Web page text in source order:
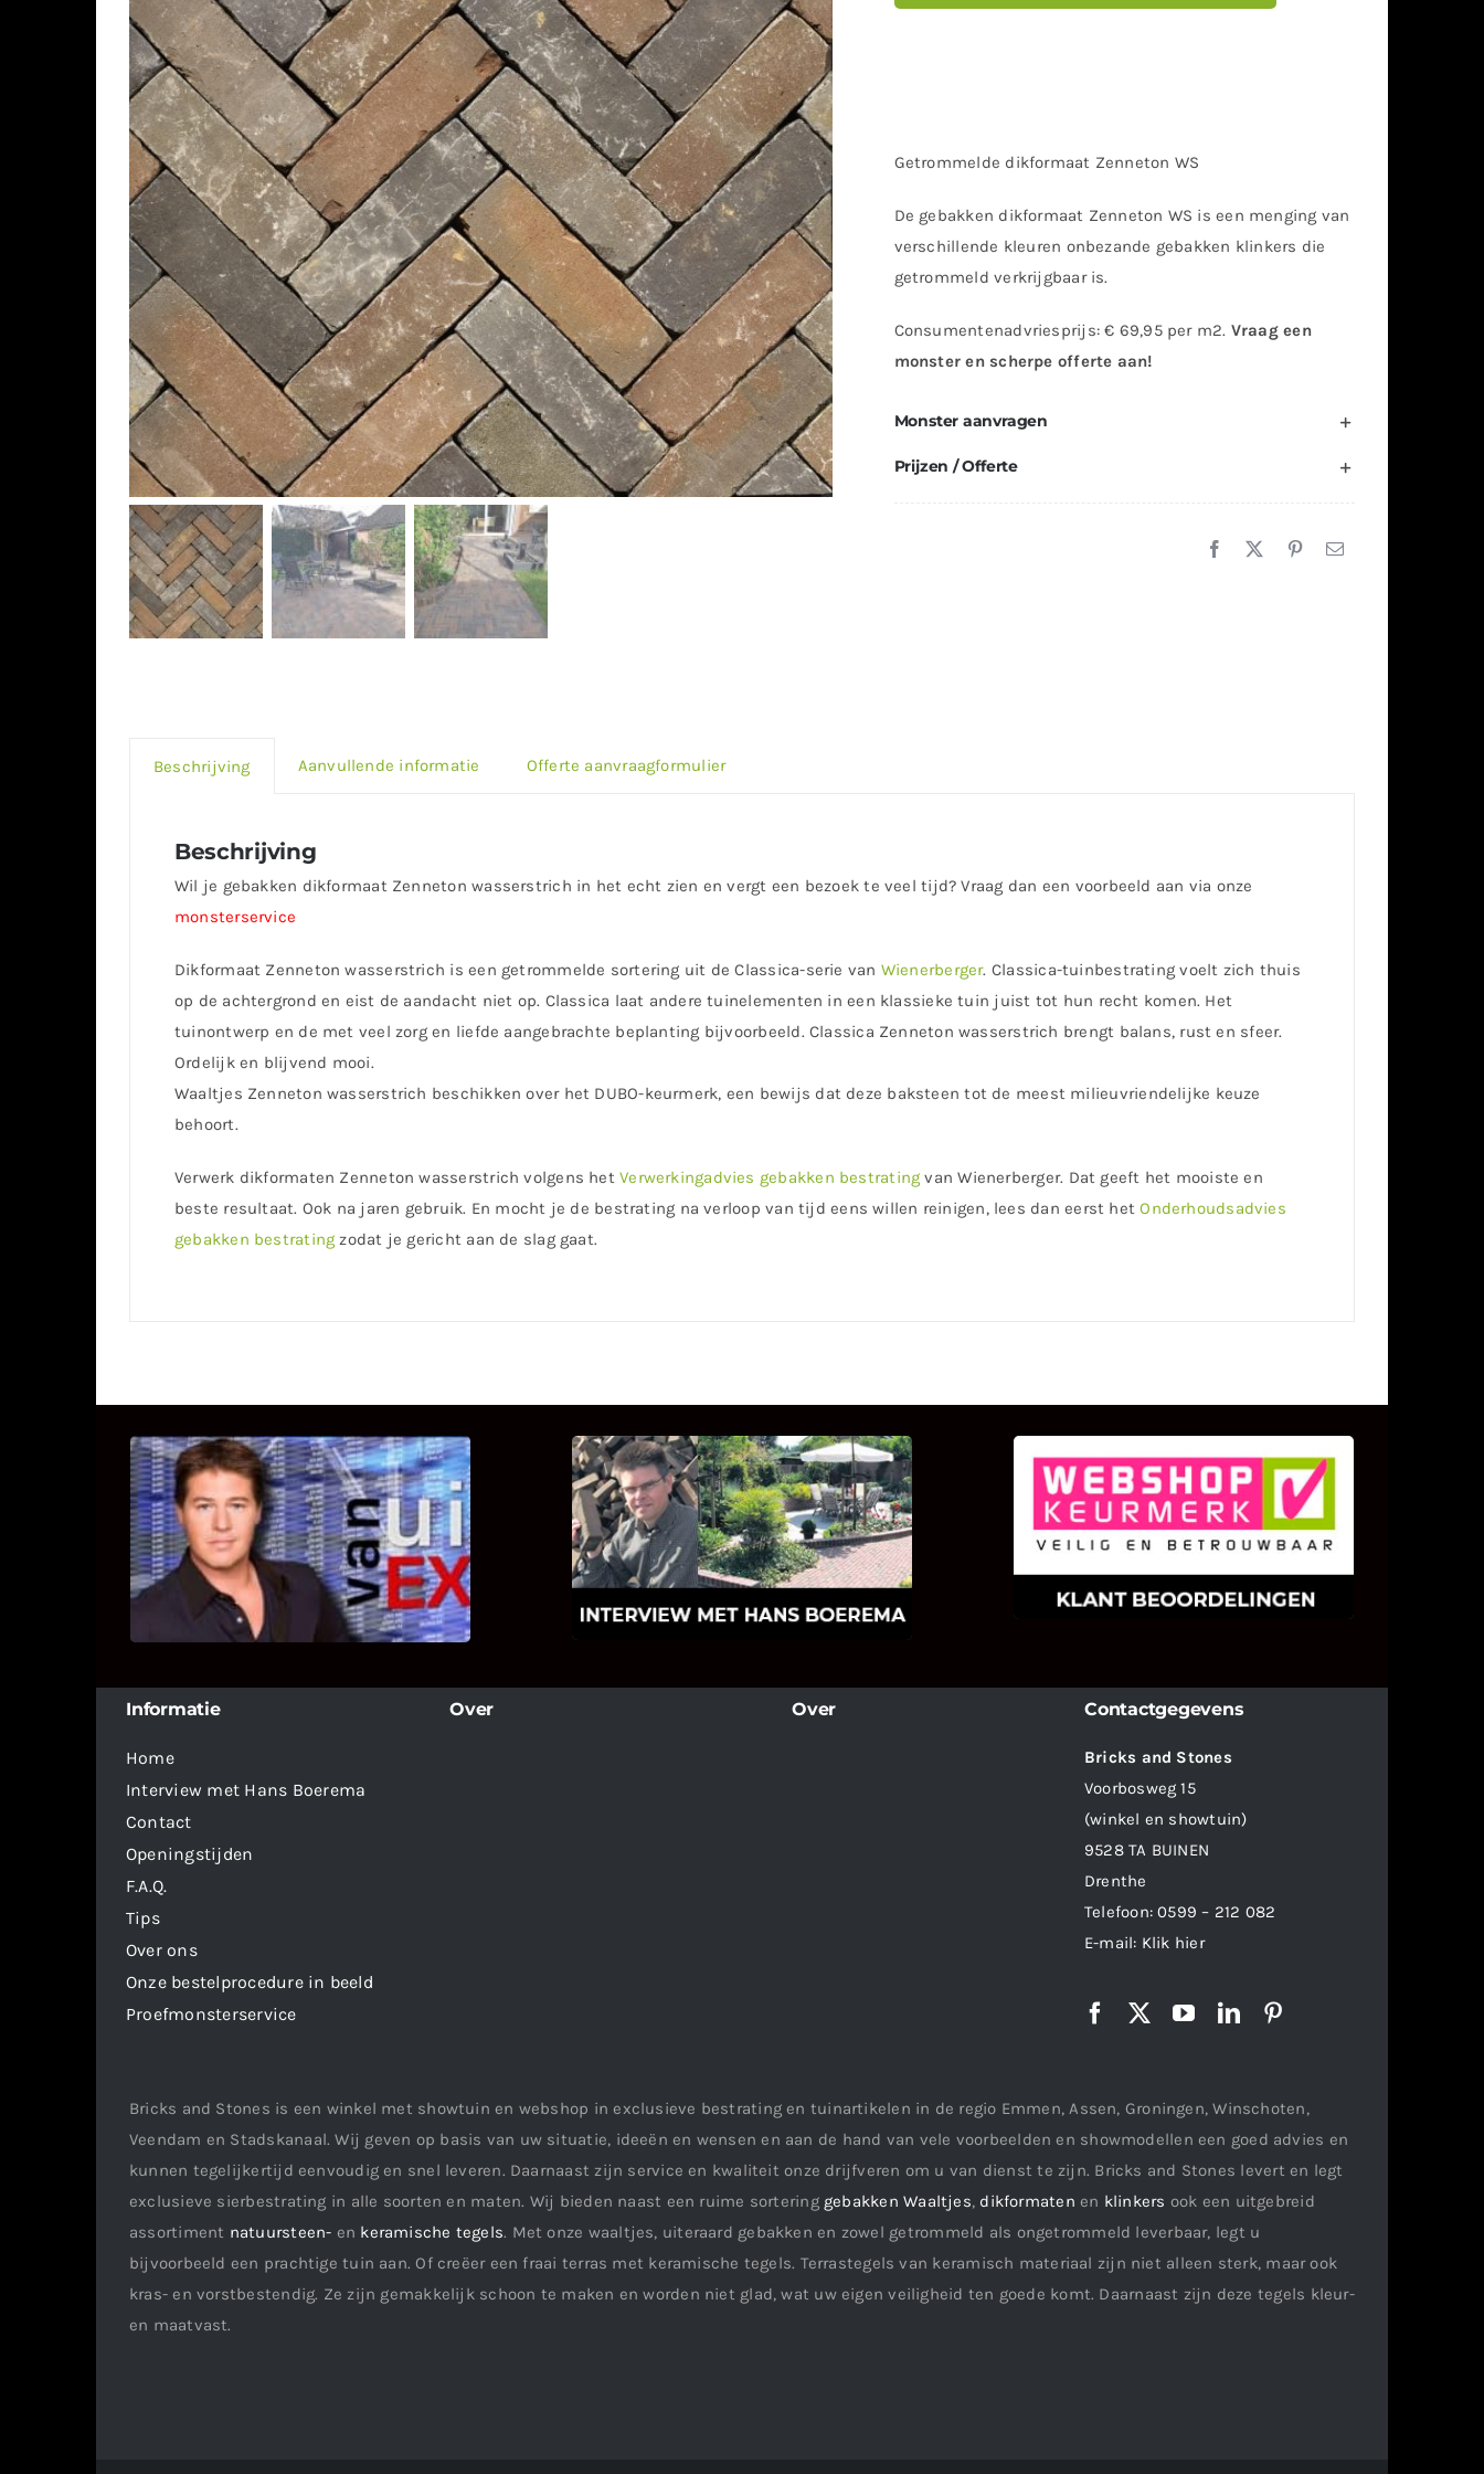
Getrommelde dikformaat Zenneton WS
De gebakken dikformaat Zenneton WS is een menging van
verschillende kleuren onbezande gebakken klinkers die
getrommeld verkrijgbaar is.
Consumentenadvriesprijs: € 69,95 per m2. Vraag een
monster en scherpe offerte aan!
Monster aanvragen
Prijzen / Offerte
Beschrijving Aanvullende informatie Offerte aanvraagformulier
Beschrijving
Wil je gebakken dikformaat Zenneton wasserstrich in het echt zien en vergt een bezoek te veel tijd? Vraag dan een voorbeeld aan via onze
monsterservice
Dikformaat Zenneton wasserstrich is een getrommelde sortering uit de Classica-serie van Wienerberger. Classica-tuinbestrating voelt zich thuis
op de achtergrond en eist de aandacht niet op. Classica laat andere tuinelementen in een klassieke tuin juist tot hun recht komen. Het
tuinontwerp en de met veel zorg en liefde aangebrachte beplanting bijvoorbeeld. Classica Zenneton wasserstrich brengt balans, rust en sfeer.
Ordelijk en blijvend mooi.
Waaltjes Zenneton wasserstrich beschikken over het DUBO-keurmerk, een bewijs dat deze baksteen tot de meest milieuvriendelijke keuze
behoort.
Verwerk dikformaten Zenneton wasserstrich volgens hetVerwerkingadvies gebakken bestrating van Wienerberger. Dat geeft het mooiste en
beste resultaat. Ook na jaren gebruik. En mocht je de bestrating na verloop van tijd eens willen reinigen, lees dan eerst hetOnderhoudsadvies
gebakken bestrating zodat je gericht aan de slag gaat.
UITSTEL VAN EXECUTIE
Bekijk hier de fragmenten van de
deelname van Bricks and Stones aan
dit programma.
INTERVIEW MET HANS
BOEREMA
Hoe Bricks and Stones ontstaan is en
wat Hans Boerema motiveert in de
wereld van klinkers en tegels!
KLANT BEOORDELINGEN
We zijn er zeer op gesteld om te
weten wat u als klant van ons en
onze diensten vindt.
Informatie
Home
Interview met Hans Boerema
Contact
Openingstijden
F.A.Q.
Tips
Over ons
Onze bestelprocedure in beeld
Proefmonsterservice
Over Over Contactgegevens
Bricks and Stones
Voorbosweg 15
(winkel en showtuin)
9528 TA BUINEN
Drenthe
Telefoon:0599 – 212 082
E-mail: Klik hier
Bricks and Stones is een winkel met showtuin en webshop in exclusieve bestrating en tuinartikelen in de regio Emmen, Assen, Groningen, Winschoten,
Veendam en Stadskanaal. Wij geven op basis van uw situatie, ideeën en wensen en aan de hand van vele voorbeelden en showmodellen een goed advies en
kunnen tegelijkertijd eenvoudig en snel leveren. Daarnaast zijn service en kwaliteit onze drijfveren om u van dienst te zijn. Bricks and Stones levert en legt
exclusieve sierbestrating in alle soorten en maten. Wij bieden naast een ruime sortering gebakken Waaltjes, dikformaten en klinkers ook een uitgebreid
assortiment natuursteen- en keramische tegels. Met onze waaltjes, uiteraard gebakken en zowel getrommeld als ongetrommeld leverbaar, legt u
bijvoorbeeld een prachtige tuin aan. Of creëer een fraai terras met keramische tegels. Terrastegels van keramisch materiaal zijn niet alleen sterk, maar ook
kras- en vorstbestendig. Ze zijn gemakkelijk schoon te maken en worden niet glad, wat uw eigen veiligheid ten goede komt. Daarnaast zijn deze tegels kleur-
en maatvast.